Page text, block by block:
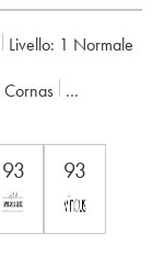
Livello: 1 Normale
Cornas
93 93